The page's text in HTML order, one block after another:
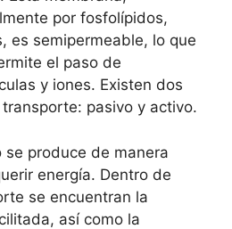
⁣por ​fosfolípidos,
es semipermeable, lo ‌que
el​ paso ​de
y iones. Existen dos
pasivo y activo.
se produce⁤ de manera
energía. Dentro de
se encuentran la
así como la​